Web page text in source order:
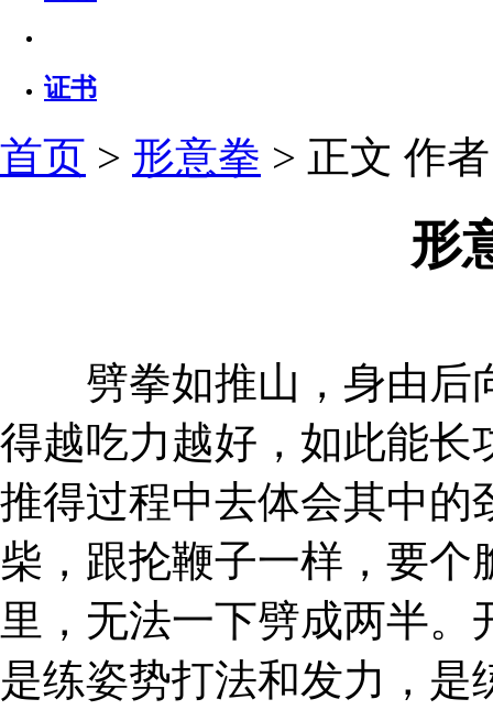
证书
首页 > 形意拳 > 正文 作
形
劈拳如推山，身由后
得越吃力越好，如此能长
推得过程中去体会其中的
柴，跟抡鞭子一样，要
里，无法一下劈成两半
是练姿势打法和发力，